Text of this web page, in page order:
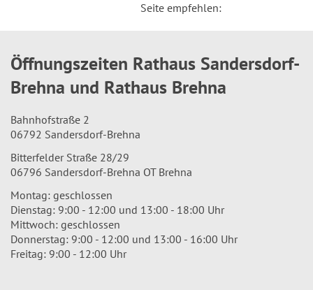
Seite empfehlen:
Öffnungszeiten Rathaus Sandersdorf-
Brehna und Rathaus Brehna
Bahnhofstraße 2
06792 Sandersdorf-Brehna
Bitterfelder Straße 28/29
06796 Sandersdorf-Brehna OT Brehna
Montag: geschlossen
Dienstag: 9:00 - 12:00 und 13:00 - 18:00 Uhr
Mittwoch: geschlossen
Donnerstag: 9:00 - 12:00 und 13:00 - 16:00 Uhr
Freitag: 9:00 - 12:00 Uhr